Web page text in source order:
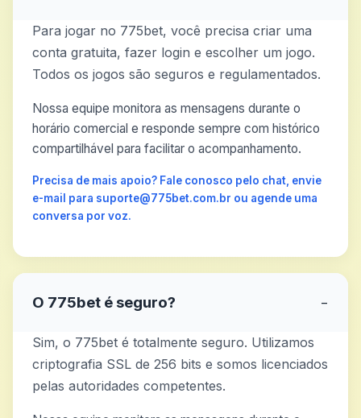
Para jogar no 775bet, você precisa criar uma
conta gratuita, fazer login e escolher um jogo.
Todos os jogos são seguros e regulamentados.
Nossa equipe monitora as mensagens durante o
horário comercial e responde sempre com histórico
compartilhável para facilitar o acompanhamento.
Precisa de mais apoio? Fale conosco pelo chat, envie
e-mail para suporte@775bet.com.br ou agende uma
conversa por voz.
O 775bet é seguro? −
Sim, o 775bet é totalmente seguro. Utilizamos
criptografia SSL de 256 bits e somos licenciados
pelas autoridades competentes.